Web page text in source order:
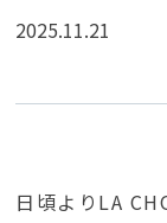
2025.11.21
日頃よりLA